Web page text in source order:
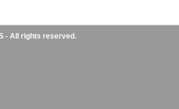
- All rights reserved.